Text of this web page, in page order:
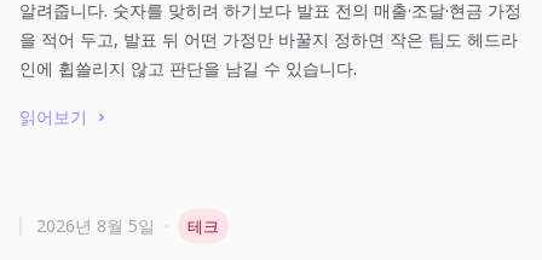
알려줍니다. 숫자를 맞히려 하기보다 발표 전의 매출·조달·현금 가정
을 적어 두고, 발표 뒤 어떤 가정만 바꿀지 정하면 작은 팀도 헤드라
인에 휩쓸리지 않고 판단을 남길 수 있습니다.
읽어보기
2026년 8월 5일 · 테크